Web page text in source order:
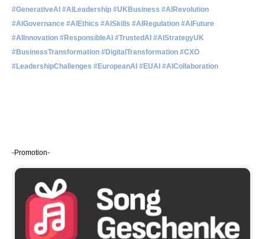
#GenerativeAI #AILeadership #UKBusiness #AIRevolution
#AIGovernance #AIEthics #AISkills #AIRegulation #AIFuture
#AIInnovation #ResponsibleAI #TrustedAI #AIStrategyUK
#BusinessTransformation #DigitalTransformation #CXO
#LeadershipChallenges #EuropeanAI #EUAI #AICollaboration
-Promotion-